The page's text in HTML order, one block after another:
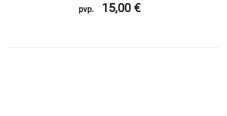
pvp. 15,00 €